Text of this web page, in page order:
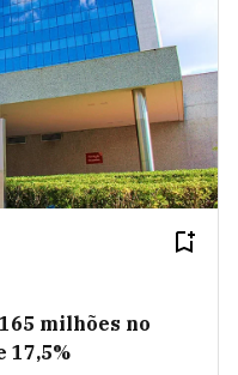
milhões no